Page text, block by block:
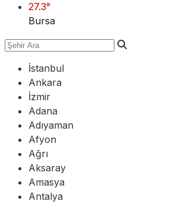
27.3°
Bursa
İstanbul
Ankara
İzmir
Adana
Adıyaman
Afyon
Ağrı
Aksaray
Amasya
Antalya